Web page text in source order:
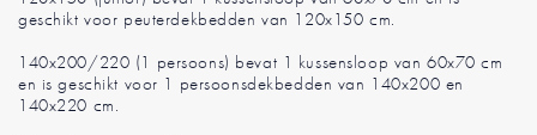
geschikt voor peuterdekbedden van 120x150 cm.
140x200/220 (1 persoons) bevat 1 kussensloop van 60x70 cm
en is geschikt voor 1 persoonsdekbedden van 140x200 en
140x220 cm.